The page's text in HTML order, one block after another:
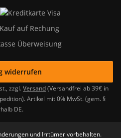
widerrufen
zzgl.Versand(Versandfrei ab 39€ in
Artikel mit 0% MwSt. (gem. §
DE.
und Irrtümer vorbehalten.